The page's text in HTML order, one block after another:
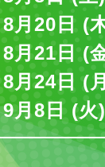
8月20日 (
8月21日 (
8月24日 (
9月8日 (